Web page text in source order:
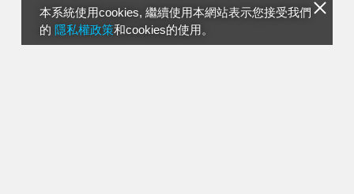
本系統使用cookies, 繼續使用本網站表示您接受我們
的 隱私權政策和cookies的使用。